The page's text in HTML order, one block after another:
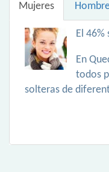
Mujeres
El
En
todos
solteras de